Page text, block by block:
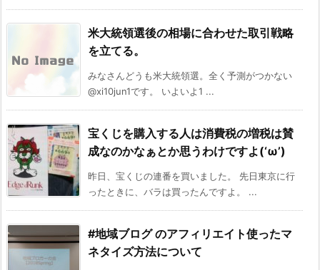
米大統領選後の相場に合わせた取引戦略
を立てる。
みなさんどうも米大統領選。全く予測がつかない
@xi10jun1です。 いよいよ1 ...
宝くじを購入する人は消費税の増税は賛
成なのかなぁとか思うわけですよ(‘ω’)
昨日、宝くじの連番を買いました。 先日東京に行
ったときに、バラは買ったんですよ。 ...
#地域ブログ のアフィリエイト使ったマ
ネタイズ方法について